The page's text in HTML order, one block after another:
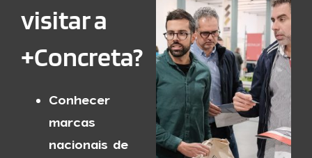
visitar a
+Concreta?
Conhecer
marcas
nacionais de